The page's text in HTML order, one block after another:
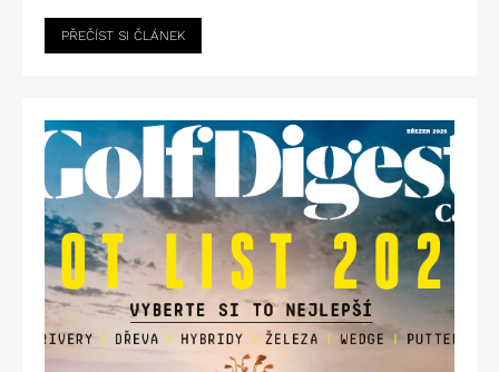
PŘEČÍST SI ČLÁNEK